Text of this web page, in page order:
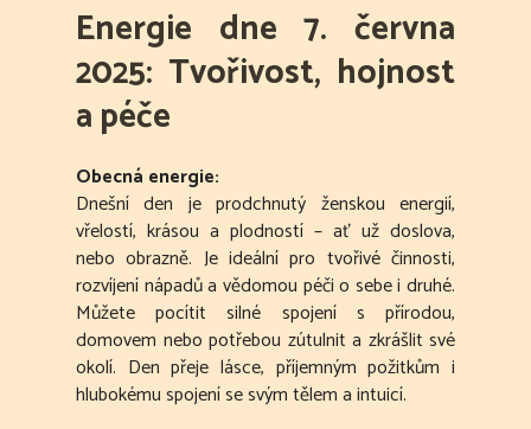
Energie dne 7. června
2025: Tvořivost, hojnost
a péče
Obecná energie:
Dnešní den je prodchnutý ženskou energií,
vřelostí, krásou a plodností – ať už doslova,
nebo obrazně. Je ideální pro tvořivé činnosti,
rozvíjení nápadů a vědomou péči o sebe i druhé.
Můžete pocítit silné spojení s přírodou,
domovem nebo potřebou zútulnit a zkrášlit své
okolí. Den přeje lásce, příjemným požitkům i
hlubokému spojení se svým tělem a intuicí.